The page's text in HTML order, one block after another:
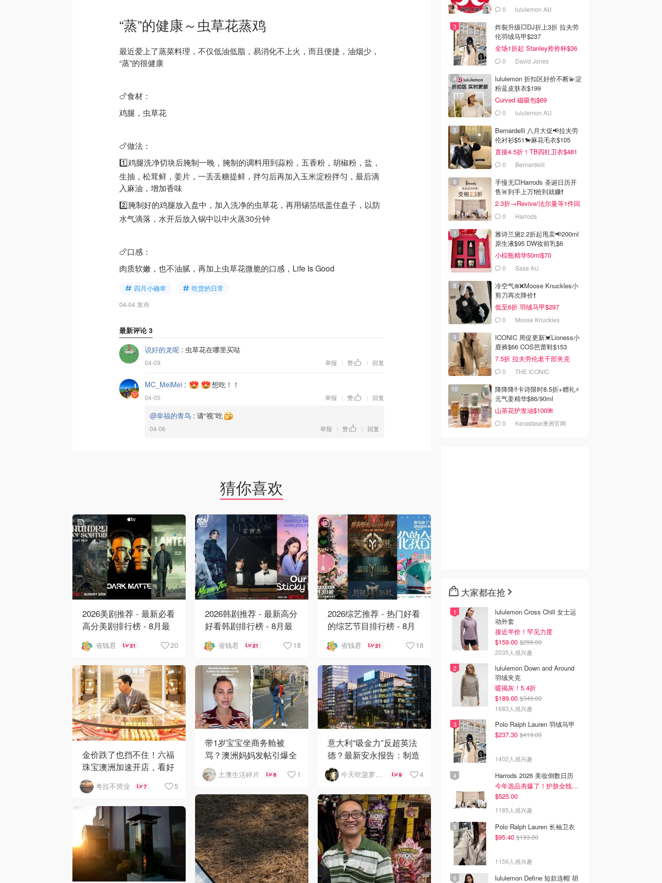
“蒸”的健康～虫草花蒸鸡
最近爱上了蒸菜料理，不仅低油低脂，易消化不上火，而且便捷，油烟少，
“蒸”的很健康
🍗食材：
鸡腿，虫草花
🍗做法：
1️⃣鸡腿洗净切块后腌制一晚，腌制的调料用到蒜粉，五香粉，胡椒粉，盐，
生抽，松茸鲜，姜片，一丢丢糖提鲜，拌匀后再加入玉米淀粉拌匀，最后滴
入麻油，增加香味
2️⃣腌制好的鸡腿放入盘中，加入洗净的虫草花，再用锡箔纸盖住盘子，以防
水气滴落，水开后放入锅中以中火蒸30分钟
🍗口感：
肉质软嫩，也不油腻，再加上虫草花微脆的口感，Life Is Good
四月小确幸
吃货的日常
04-04 发布
最新评论 3
说好的龙呢 : 虫草花在哪里买哒
04-09 举报 | 赞 | 回复
MC_MeiMei : 想吃！！
04-05 举报 | 赞 | 回复
@幸福的青鸟 : 请“视”吃
04-06 举报 | 赞 | 回复
猜你喜欢
2026美剧推荐 - 最新必看
高分美剧排行榜 - 8月最
回归！
省钱君 21 20
2026韩剧推荐 - 最新高分
好看韩剧排行榜 - 8月最
爱 》上线❣️
省钱君 21 18
2026综艺推荐 - 热门好看
的综艺节目排行榜 - 8月
归啦省钱君 21 18
金价跌了也挡不住！六福
珠宝澳洲加速开店，看好
华人购买力
考拉不营业 7 5
带1岁宝宝坐商务舱被
骂？澳洲妈妈发帖引爆全
网争议
土澳生活碎片 6 1
意大利“吸金力”反超英法
德？最新安永报告：制造
业与AI成投资新宠！
今天吃菠萝披萨了吗 9 4
0 lululemon AU
炸裂升级💥DJ折上3折 拉夫劳
伦羽绒马甲$237
全场1折起 Stanley拎拎杯$36
0 David Jones
lululemon 折扣区好价不断💫淀
粉蓝皮肤衣$199
Curved 磁吸包$69
0 lululemon AU
Bernardelli 八月大促📢拉夫劳
伦衬衫$51🐎麻花毛衣$105
直接4.5折！TB四杠卫衣$481
0 Bernardelli
手慢无💥Harrods 圣诞日历开
售🚨到手上万❗️抢到就赚❗️
2.3折→Revive/法尔曼等1件回
本！0 Harrods
雅诗兰黛2.2折起甩卖📢200ml
原生液$95 DW妆前乳$6
小棕瓶精华50ml$70
0 Sasa AU
冷空气❄️❌️Moose Knuckles小
剪刀再次降价❗️
低至6折 羽绒马甲$297
0 Moose Knuckles
ICONIC 周促更新💓Lioness小
鹿裤$66 COS芭蕾鞋$153
7.5折 拉夫劳伦老干部夹克
$4190 THE ICONIC
降降降‼️卡诗限时8.5折+赠礼⚡
元气姜精华$86/90ml
山茶花护发油$100🌺
0 Kerastase澳洲官网
大家都在抢
lululemon Cross Chill 女士运
动外套
接近半价！罕见力度
$159.00 $299.00
2035人感兴趣
lululemon Down and Around
羽绒夹克
暖揭灰！5.4折
$189.00 $349.00
1683人感兴趣
Polo Ralph Lauren 羽绒马甲
$237.30 $419.00
1402人感兴趣
Harrods 2026 美妆倒数日历
今年选品夯爆了！护肤全线都很绝
$525.00
1185人感兴趣
Polo Ralph Lauren 长袖卫衣
$95.40 $193.00
1156人感兴趣
lululemon Define 短款连帽 胡